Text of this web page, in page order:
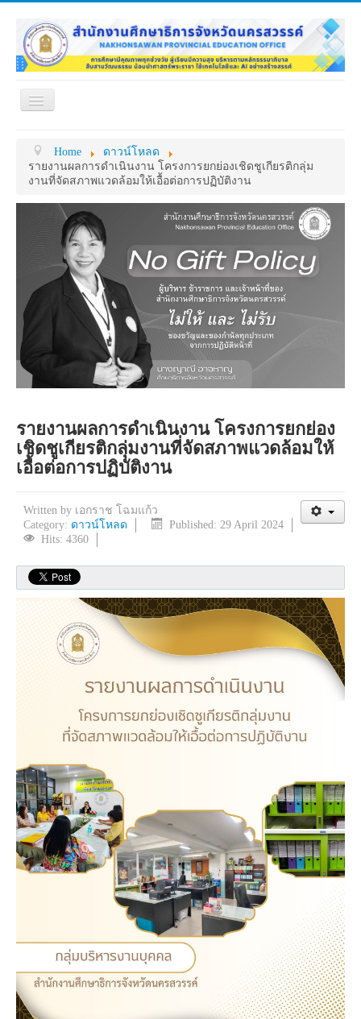
Toggle
หน่วยงานภายใน
MY OFFICE
ดาวน์โหลด
กระดาน ถาม-ตอบ
ข้อมูลการติดต่อ
Home
ดาวน์โหลด
รายงานผลการดำเนินงาน โครงการยกย่องเชิดชูเกียรติกลุ่ม
งานที่จัดสภาพแวดล้อมให้เอื้อต่อการปฏิบัติงาน
รายงานผลการดำเนินงาน โครงการยกย่อง
เชิดชูเกียรติกลุ่มงานที่จัดสภาพแวดล้อมให้
เอื้อต่อการปฏิบัติงาน
Written by เอกราช โฉมแก้ว
Category: ดาวน์โหลด
Published: 29 April 2024
Hits: 4360